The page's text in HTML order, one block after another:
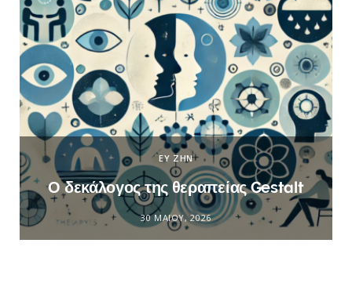
ΕΥ ΖΗΝ
Ο δεκάλογος της θεραπείας Gestalt
30 ΜΑΪ́ΟΥ, 2026